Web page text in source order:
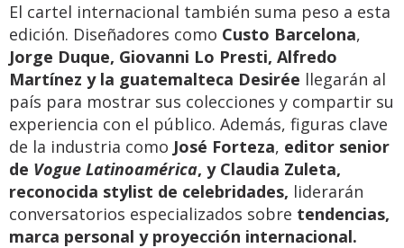
El cartel internacional también suma peso a esta
edición. Diseñadores como Custo Barcelona,
Jorge Duque, Giovanni Lo Presti, Alfredo
Martínez y la guatemalteca Desirée llegarán al
país para mostrar sus colecciones y compartir su
experiencia con el público. Además, figuras clave
de la industria como José Forteza, editor senior
de Vogue Latinoamérica, y Claudia Zuleta,
reconocida stylist de celebridades, liderarán
conversatorios especializados sobre tendencias,
marca personal y proyección internacional.